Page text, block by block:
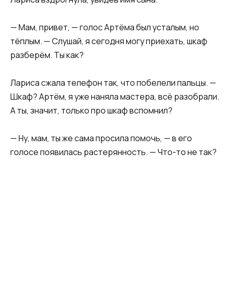
​— Мам, привет, — голос Артёма был усталым, но
тёплым. — Слушай, я сегодня могу приехать, шкаф
разберём. Ты как?​
​Лариса сжала телефон так, что побелели пальцы. —
Шкаф? Артём, я уже наняла мастера, всё разобрали.
А ты, значит, только про шкаф вспомнил?​
​— Ну, мам, ты же сама просила помочь, — в его
голосе появилась растерянность. — Что-то не так?​